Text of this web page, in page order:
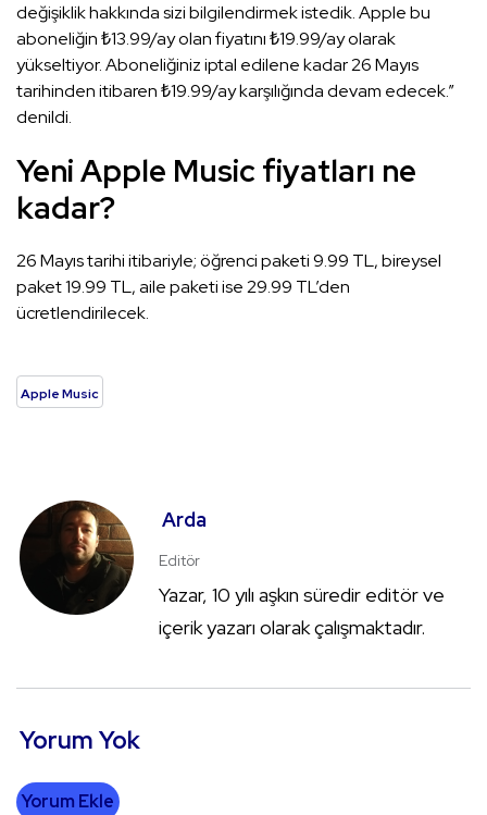
değişiklik hakkında sizi bilgilendirmek istedik. Apple bu
aboneliğin ₺13.99/ay olan fiyatını ₺19.99/ay olarak
yükseltiyor. Aboneliğiniz iptal edilene kadar 26 Mayıs
tarihinden itibaren ₺19.99/ay karşılığında devam edecek.”
denildi.
Yeni Apple Music fiyatları ne
kadar?
26 Mayıs tarihi itibariyle; öğrenci paketi 9.99 TL, bireysel
paket 19.99 TL, aile paketi ise 29.99 TL’den
ücretlendirilecek.
Apple Music
Arda
Editör
Yazar, 10 yılı aşkın süredir editör ve
içerik yazarı olarak çalışmaktadır.
Yorum Yok
Yorum Ekle